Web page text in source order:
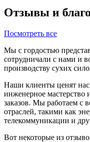
Отзывы и
Посмотреть все
Мы с гордостью
сотрудничали с нами и
производству сухих
Наши клиенты ценят нас
инженерное мастерство
заказов. Мы работаем с
отраслей, такими как
телекоммуникации и
Вот некоторые из